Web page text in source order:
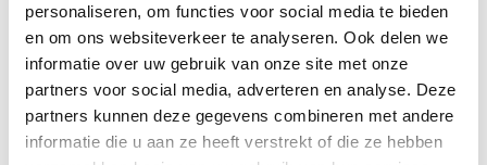
personaliseren, om functies voor social media te bieden
en om ons websiteverkeer te analyseren. Ook delen we
informatie over uw gebruik van onze site met onze
partners voor social media, adverteren en analyse. Deze
partners kunnen deze gegevens combineren met andere
informatie die u aan ze heeft verstrekt of die ze hebben
Huur materiaal retourneren?
Neemcontact opmet één van onze collega's of ga langs in
eenZorg&Meer-punt of demopunt.